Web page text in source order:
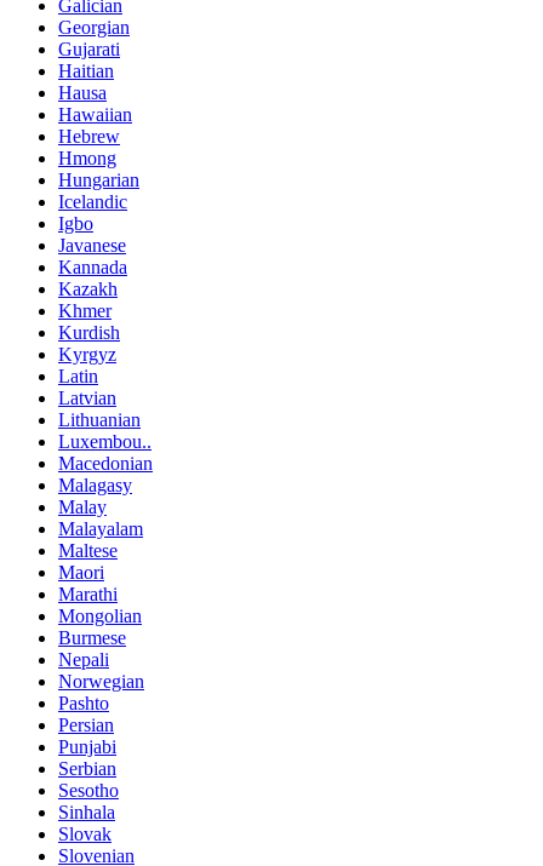
Galician
Georgian
Gujarati
Haitian
Hausa
Hawaiian
Hebrew
Hmong
Hungarian
Icelandic
Igbo
Javanese
Kannada
Kazakh
Khmer
Kurdish
Kyrgyz
Latin
Latvian
Lithuanian
Luxembou..
Macedonian
Malagasy
Malay
Malayalam
Maltese
Maori
Marathi
Mongolian
Burmese
Nepali
Norwegian
Pashto
Persian
Punjabi
Serbian
Sesotho
Sinhala
Slovak
Slovenian